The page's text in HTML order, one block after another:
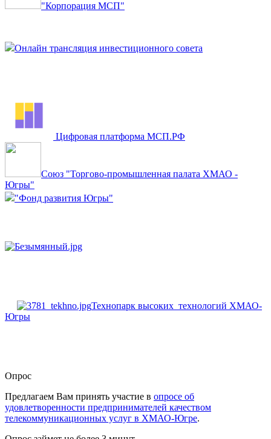
"Корпорация МСП"
Онлайн трансляция инвестиционного совета
Цифровая платформа МСП.РФ
Союз "Торгово-промышленная палата ХМАО -
Югры"
"Фонд развития Югры"
Технопарк высоких технологий ХМАО-
Югры
Опрос
Предлагаем Вам принять участие в опросе об
удовлетворенности предпринимателей качеством
телекоммуникационных услуг в ХМАО-Югре.